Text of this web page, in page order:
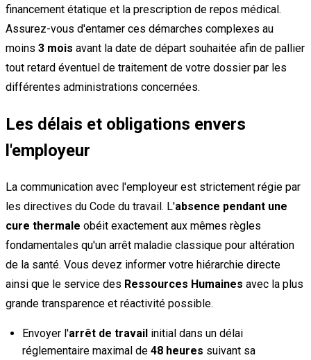
financement étatique et la prescription de repos médical.
Assurez-vous d'entamer ces démarches complexes au
moins 3 mois avant la date de départ souhaitée afin de pallier
tout retard éventuel de traitement de votre dossier par les
différentes administrations concernées.
Les délais et obligations envers
l'employeur
La communication avec l'employeur est strictement régie par
les directives du Code du travail. L'absence pendant une
cure thermale obéit exactement aux mêmes règles
fondamentales qu'un arrêt maladie classique pour altération
de la santé. Vous devez informer votre hiérarchie directe
ainsi que le service des Ressources Humaines avec la plus
grande transparence et réactivité possible.
Envoyer l'arrêt de travail initial dans un délai
réglementaire maximal de 48 heures suivant sa